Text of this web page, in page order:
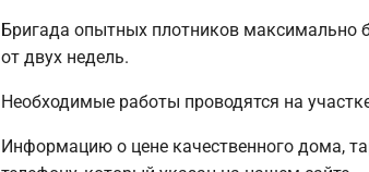
Бригада опытных плотников максимально
от двух недель.
Необходимые работы проводятся на
Информацию о цене качественного дома,